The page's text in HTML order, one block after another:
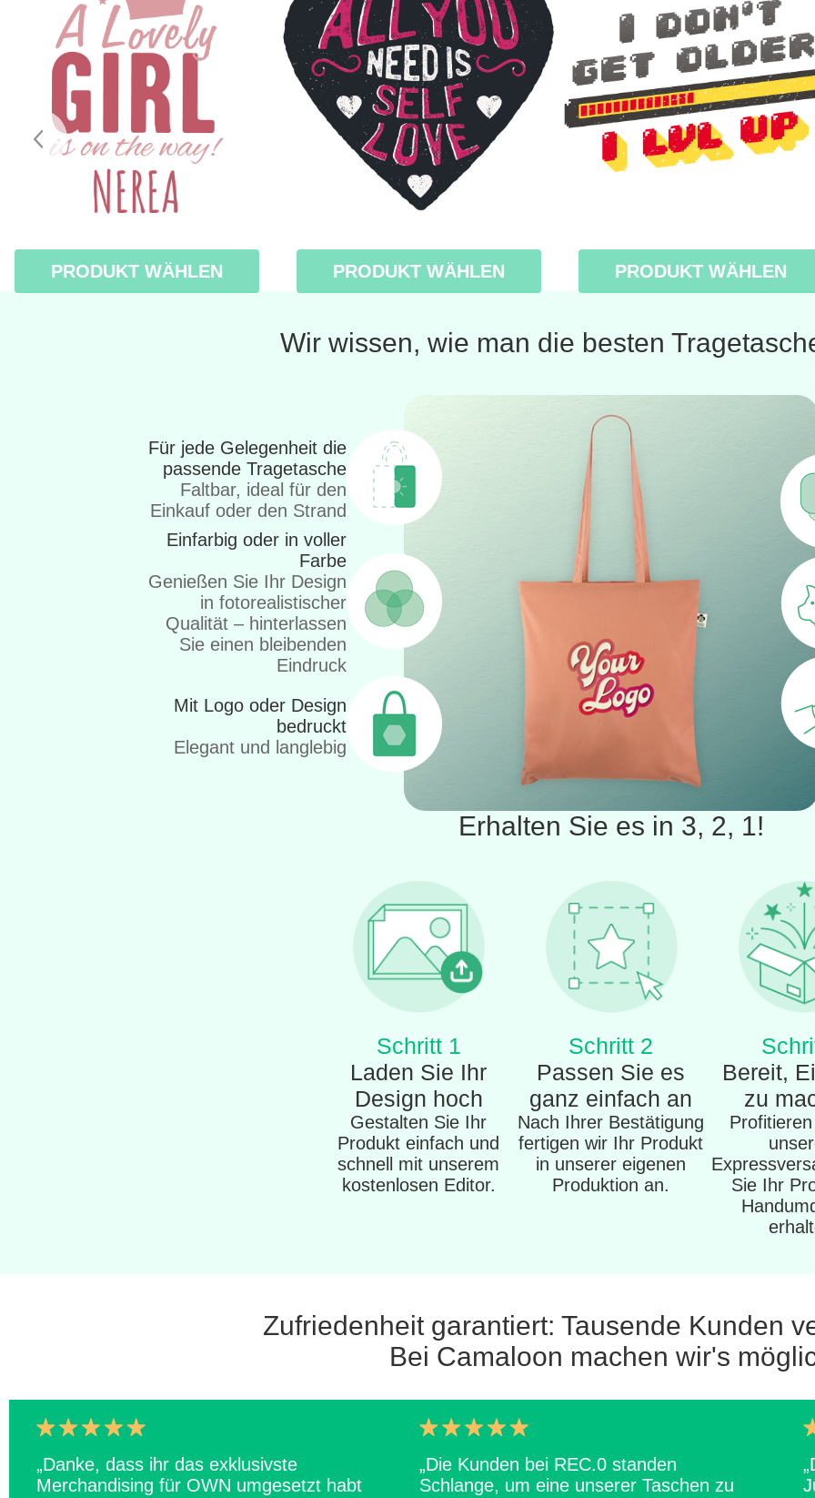
PRODUKT WÄHLEN PRODUKT WÄHLEN PRODUKT WÄHLEN
Wir wissen, wie man die besten
Für jede Gelegenheit die
passende Tragetasche
Faltbar, ideal für den
Einkauf oder den Strand
Einfarbig oder in voller
Farbe
Genießen Sie Ihr Design
in fotorealistischer
Qualität – hinterlassen
Sie einen bleibenden
Eindruck
Mit Logo oder Design
bedruckt
Elegant und langlebig
Erhalten Sie es in 3, 2, 1!
Schritt 1
Laden Sie Ihr
Design hoch
Gestalten Sie Ihr
Produkt einfach und
schnell mit unserem
kostenlosen Editor.
Schritt 2
Passen Sie es
ganz einfach an
Nach Ihrer Bestätigung
fertigen wir Ihr Produkt
in unserer eigenen
Produktion an.
Bereit,
zu
Sie Ihr
Zufriedenheit garantiert: Tausende Kunden
Bei Camaloon machen wir's
„Danke, dass ihr das exklusivste
Merchandising für OWN umgesetzt habt
„Die Kunden bei REC.0 standen
Schlange, um eine unserer Taschen zu